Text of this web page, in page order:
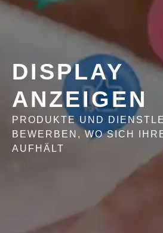
DISPLAY
ANZEIGEN
PRODUKTE UND
BEWERBEN, WO SICH
AUFHÄLT